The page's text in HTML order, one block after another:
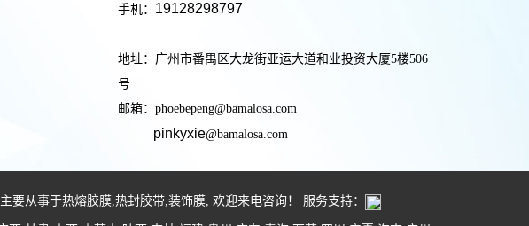
手机： 19128298797
地址：广州市番禺区大龙街亚运大道和业投资大厦5楼506
号
邮箱：phoebepeng@bamalosa.com
pinkyxie@bamalosa.com
主要从事于热熔胶膜,热封胶带,装饰膜, 欢迎来电咨询！ 服务支持：